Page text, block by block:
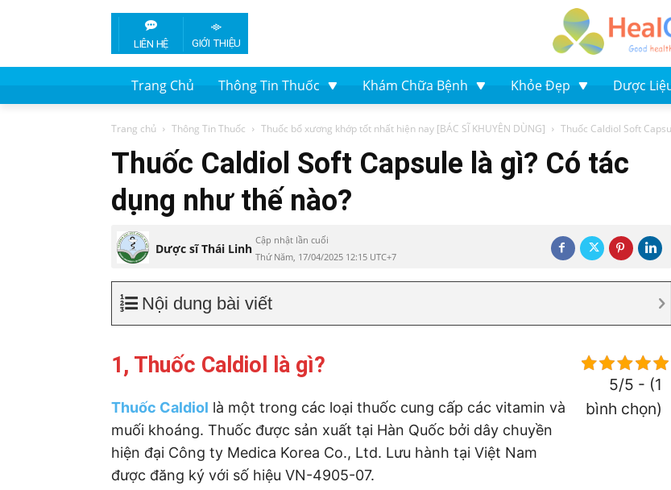
LIÊN HỆ GIỚI THIỆU
Trang Chủ Thông Tin Thuốc Khám Chữa Bệnh Khỏe Đẹp Dược
Trang chủ Thông Tin Thuốc Thuốc bổ xương khớp tốt nhất hiện nay [BÁC SĨ KHUYÊN DÙNG] Thuốc Caldiol Soft
Thuốc Caldiol Soft Capsule là gì? Có tác
dụng như thế nào?
Dược sĩ Thái Linh
Cập nhật lần cuối
Thứ Năm, 17/04/2025 12:15 UTC+7
Nội dung bài viết
5/5 - (1
bình chọn)
1, Thuốc Caldiol là gì?
Thuốc Caldiol là một trong các loại thuốc cung cấp các vitamin và
muối khoáng. Thuốc được sản xuất tại Hàn Quốc bởi dây chuyền
hiện đại Công ty Medica Korea Co., Ltd. Lưu hành tại Việt Nam
được đăng ký với số hiệu VN-4905-07.